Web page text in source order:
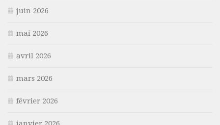
juin 2026
mai 2026
avril 2026
mars 2026
février 2026